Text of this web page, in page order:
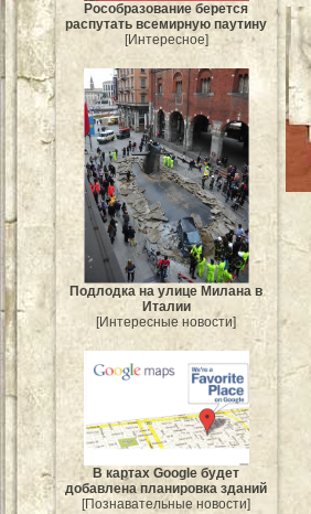
Рособразование берется
распутать всемирную паутину
[Интересное]
Подлодка на улице Милана в
Италии
[Интересные новости]
В картах Google будет
добавлена планировка зданий
[Познавательные новости]